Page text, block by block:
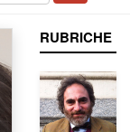
RUBRICHE